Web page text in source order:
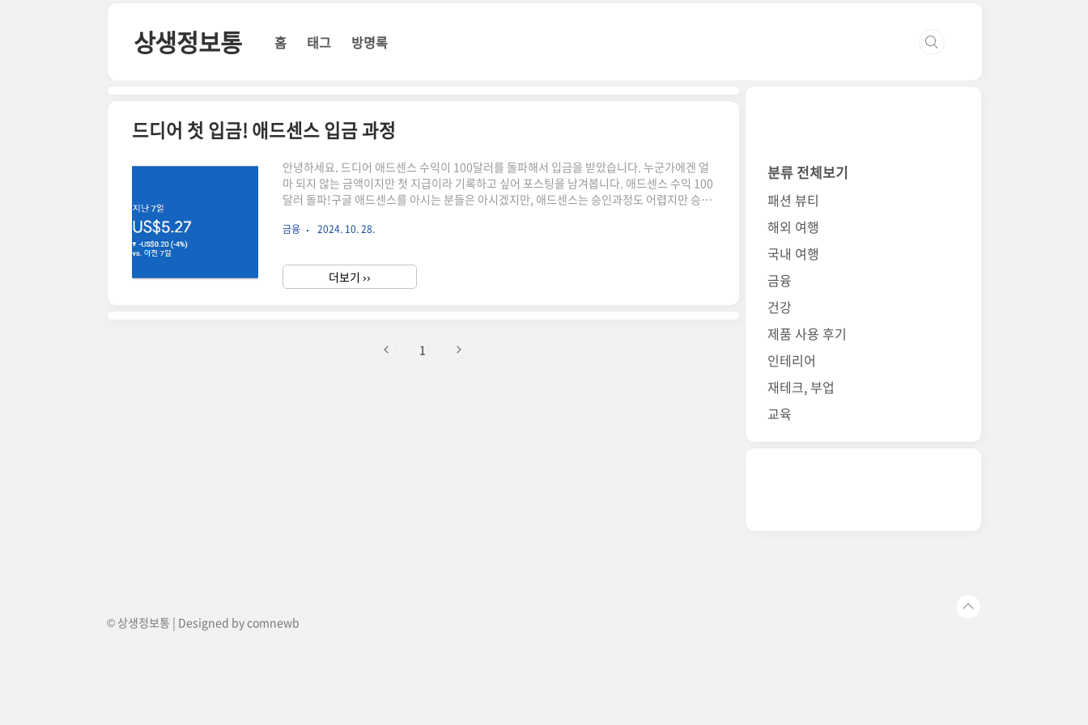
상생정보통 홈 태그 방명록
드디어 첫 입금! 애드센스 입금 과정
안녕하세요. 드디어 애드센스 수익이 100달러를 돌파해서 입금을 받았습니다. 누군가에겐 얼
마 되지 않는 금액이지만 첫 지급이라 기록하고 싶어 포스팅을 남겨봅니다. 애드센스 수익 100
달러 돌파!구글 애드센스를 아시는 분들은 아시겠지만, 애드센스는 승인과정도 어렵지만 승인
습게 벌 줄 알았는데, 생각보다 쉽지 않더라고요. 저는 승인하고 수익이 생각보다 나오지 않아
2~3개정도의 포스팅을 꾸준히 해서 지금은 160개 정도의 포스팅이 쌓여있는데요. 사실 승인
은 작년에 받았기 때문에 실제로 2달동안의 수익금은 50달러정도 되는 ..
금융 2024. 10. 28.
더보기 ››
1
분류 전체보기
패션 뷰티
해외 여행
국내 여행
금융
건강
제품 사용 후기
인테리어
재테크, 부업
교육
© 상생정보통 | Designed bycomnewb